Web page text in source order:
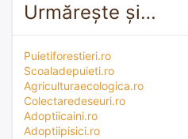
Urmărește și…
Puietiforestieri.ro
Scoaladepuieti.ro
Agriculturaecologica.ro
Colectaredeseuri.ro
Adoptiicaini.ro
Adoptiipisici.ro